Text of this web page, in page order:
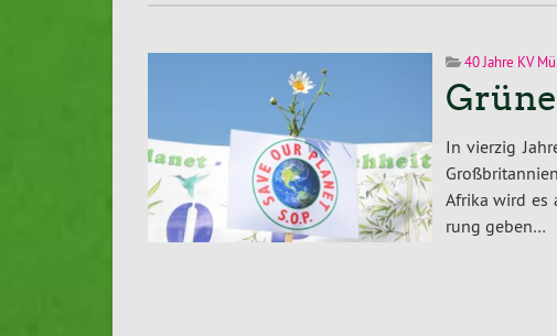
40 Jahre KV
In vierzig
Afrika wird es
rung geben…